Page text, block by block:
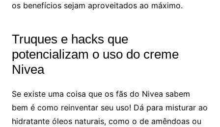
os benefícios sejam aproveitados ao máximo.
Truques e hacks que
potencializam o uso do creme
Nivea
Se existe uma coisa que os fãs do Nivea sabem
bem é como reinventar seu uso! Dá para misturar ao
hidratante óleos naturais, como o de amêndoas ou